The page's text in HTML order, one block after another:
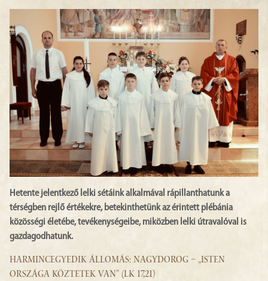
Hetente jelentkező lelki sétáink alkalmával rápillanthatunk a
térségben rejlő értékekre, betekinthetünk az érintett plébánia
közösségi életébe, tevékenységeibe, miközben lelki útravalóval is
gazdagodhatunk.
HARMINCEGYEDIK ÁLLOMÁS: NAGYDOROG – „ISTEN
ORSZÁGA KÖZTETEK VAN” (LK 17,21)